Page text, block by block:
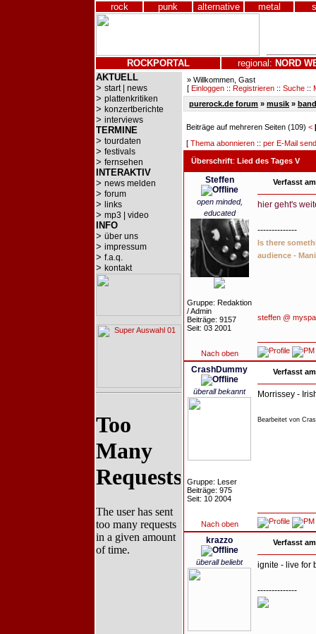
rock punk alternative metal
ROCKPORTAL regional: NORD
AKTUELL
> start | news
> plattenkritiken
> konzertberichte
> interviews
TERMINE
> tourdaten
> festivals
> fernsehen
INTERAKTIV
> news melden
> forum
> links
> mp3 | video
INFO
> über uns
> impressum
> f.a.q.
> kontakt
» Willkommen, Gast
[ Einloggen :: Registrieren :: Suche ::
purerock.de forum » musik »
Beiträge auf mehreren Seiten (109) <
[ Thema abonnieren :: per E-Mail
Überschrift: Lied des Tages V
Steffen
open minded,
educated
Gruppe: Redaktion
/ Admin
Beiträge: 9157
Seit: 03 2001
Verfasst
hier geht's
--------------
Is there
audience -
steffen @
Nach oben
CrashDummy
überall bekannt
Gruppe: Leser
Beiträge: 975
Seit: 10 2004
Verfasst
Morrissey -
Bearbeitet von
Nach oben
krazzo
überall beliebt
Verfasst
ignite - live for
--------------